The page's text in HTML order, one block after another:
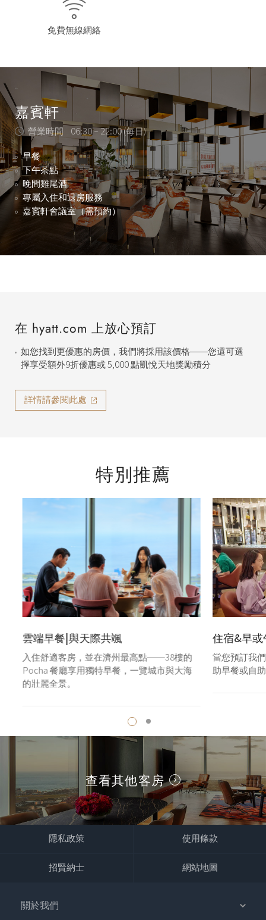
免費無線網絡
嘉賓軒
營業時間 06:30 ~ 22:00 (每日)
早餐
下午茶點
晚間雞尾酒
專屬入住和退房服務
嘉賓軒會議室（需預約）
在 hyatt.com 上放心預訂
如您找到更優惠的房價，我們將採用該價格——您還可選
擇享受額外9折優惠或 5,000 點凱悅天地獎勵積分
詳情請參閱此處
特別推薦
雲端早餐|與天際共颯
入住舒適客房，並在濟州最高點——38樓的
Pocha 餐廳享用獨特早餐，一覽城市與大海
的壯麗全景。
住宿&早或
當您預訂我們
助早餐或自助
查看其他客房
隱私政策 使用條款
招賢納士 網站地圖
關於我們